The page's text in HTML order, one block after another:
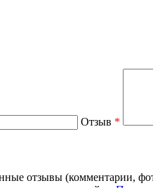
Отзыв *
отзывы (комментарии,